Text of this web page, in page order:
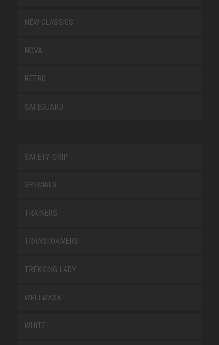
NEW CLASSICS
NOVA
RETRO
SAFEGUARD
SAFETY-GRIP
SPECIALS
TRAINERS
TRANSFOAMERS
TREKKING LADY
WELLMAXX
WHITE